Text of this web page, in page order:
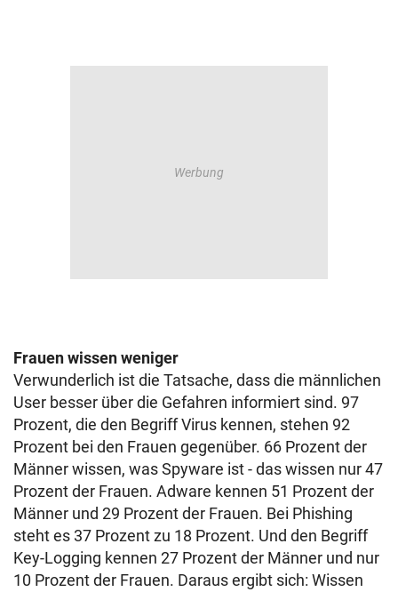
Frauen wissen weniger
Verwunderlich ist die Tatsache, dass die männlichen
User besser über die Gefahren informiert sind. 97
Prozent, die den Begriff Virus kennen, stehen 92
Prozent bei den Frauen gegenüber. 66 Prozent der
Männer wissen, was Spyware ist - das wissen nur 47
Prozent der Frauen. Adware kennen 51 Prozent der
Männer und 29 Prozent der Frauen. Bei Phishing
steht es 37 Prozent zu 18 Prozent. Und den Begriff
Key-Logging kennen 27 Prozent der Männer und nur
10 Prozent der Frauen. Daraus ergibt sich: Wissen